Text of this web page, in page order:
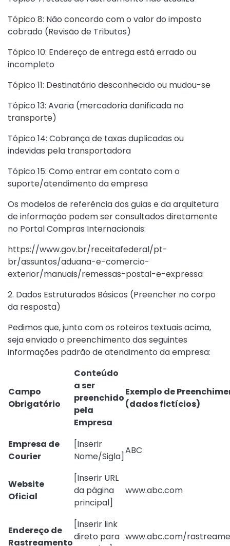
Tópico 8: Não concordo com o valor do imposto
cobrado (Revisão de Tributos)
Tópico 10: Endereço de entrega está errado ou
incompleto
Tópico 11: Destinatário desconhecido ou mudou-se
Tópico 13: Avaria (mercadoria danificada no
transporte)
Tópico 14: Cobrança de taxas duplicadas ou
indevidas pela transportadora
Tópico 15: Como entrar em contato com o
suporte/atendimento da empresa
Os modelos de referência dos guias e da arquitetura
de informação podem ser consultados diretamente
no Portal Compras Internacionais:
https://www.gov.br/receitafederal/pt-
br/assuntos/aduana-e-comercio-
exterior/manuais/remessas-postal-e-expressa
2. Dados Estruturados Básicos (Preencher no corpo
da resposta)
Pedimos que, junto com os roteiros textuais acima,
seja enviado o preenchimento das seguintes
informações padrão de atendimento da empresa:
Campo
Obrigatório
Conteúdo
a ser
preenchido
pela
Empresa
Exemplo de
(dados fictícios)
Empresa de
Courier
[Inserir
Nome/Sigla]
ABC
Website
Oficial
[Inserir URL
da página
principal]
www.abc.com
Endereço de
Rastreamento
[Inserir link
direto para www.abc.com/